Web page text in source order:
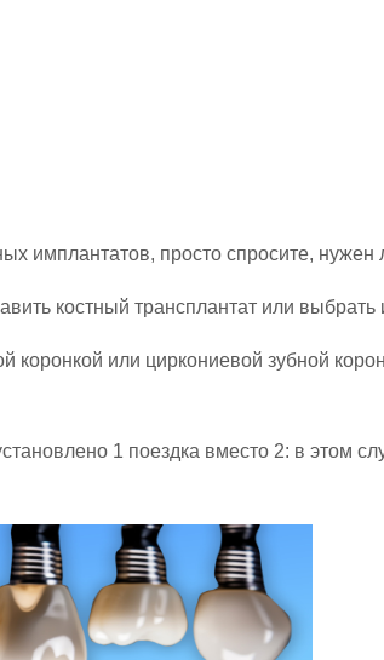
имплантатов, просто спросите, нужен
костный трансплантат или
коронкой или циркониевой зубной
1 поездка вместо 2: в этом